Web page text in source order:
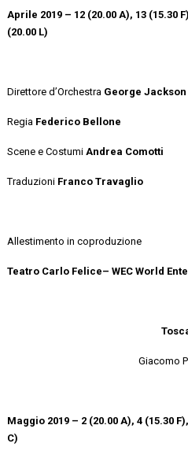
Aprile 2019 – 12 (20.00 A), 13 (15.30
(20.00 L)
Direttore d’Orchestra George Jackson
Regia Federico Bellone
Scene e Costumi Andrea Comotti
Traduzioni Franco Travaglio
Allestimento in coproduzione
Teatro Carlo Felice– WEC World
Giacomo
Maggio 2019 – 2 (20.00 A), 4 (15.30
C)